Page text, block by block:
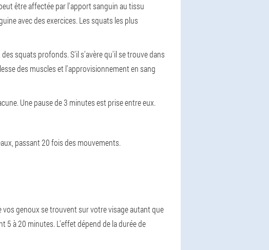
être affectée par l'apport sanguin au tissu
avec des exercices. Les squats les plus
squats profonds. S'il s'avère qu'il se trouve dans
des muscles et l'approvisionnement en sang
Une pause de 3 minutes est prise entre eux.
passant 20 fois des mouvements.
genoux se trouvent sur votre visage autant que
5 à 20 minutes. L'effet dépend de la durée de